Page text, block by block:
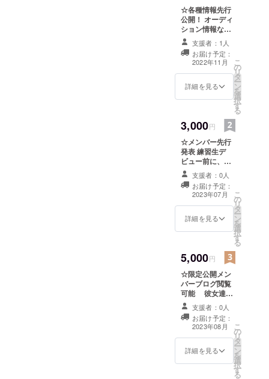
☆各種情報先行
公開！ オーディ
ション情報な
ど、配信デ
ビュー前までの
各種情報を公式
SNSでの解禁前
にご報告いたし
ます！ライバー
にもおすすめで
す
支援者：1人
お届け予定：
2022年11月
詳細を見る
こ
の
リ
タ
ー
ン
を
選
択
す
る
3,000円
☆メンバー先行
発表 練習生デ
ビュー前に、公
式SNSでの発表
に先がけて、メ
ンバーのプロ
フィールとビ
ジュアルを先行
公開致します！
すすめ！
支援者：0人
お届け予定：
2023年07月
詳細を見る
こ
の
リ
タ
ー
ン
を
選
択
す
る
5,000円
☆限定公開メン
バーブログ閲覧
可能 彼女達の
ブログが読める
チャンスはここ
だけ！メンバー
のブログが読め
る限定公開パス
ワードをお送り
支援者：0人
お届け予定：
2023年08月
詳細を見る
こ
の
リ
タ
ー
ン
を
選
択
す
る